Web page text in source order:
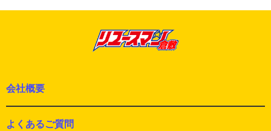
の
会社概要
よくあるご質問